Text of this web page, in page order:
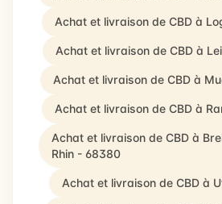
Achat et livraison de CBD à
Achat et livraison de CBD à
Achat et livraison de CBD à
Achat et livraison de CBD à
Achat et livraison de CBD à
Rhin - 68380
Achat et livraison de CBD à